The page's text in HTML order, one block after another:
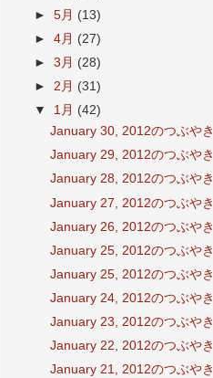
►5月 (13)
►4月 (27)
►3月 (28)
►2月 (31)
▼ 1月 (42)
January 30, 2012のつぶやき
January 29, 2012のつぶやき
January 28, 2012のつぶやき
January 27, 2012のつぶやき
January 26, 2012のつぶやき
January 25, 2012のつぶやき
January 25, 2012のつぶやき
January 24, 2012のつぶやき
January 23, 2012のつぶやき
January 22, 2012のつぶやき
January 21, 2012のつぶやき